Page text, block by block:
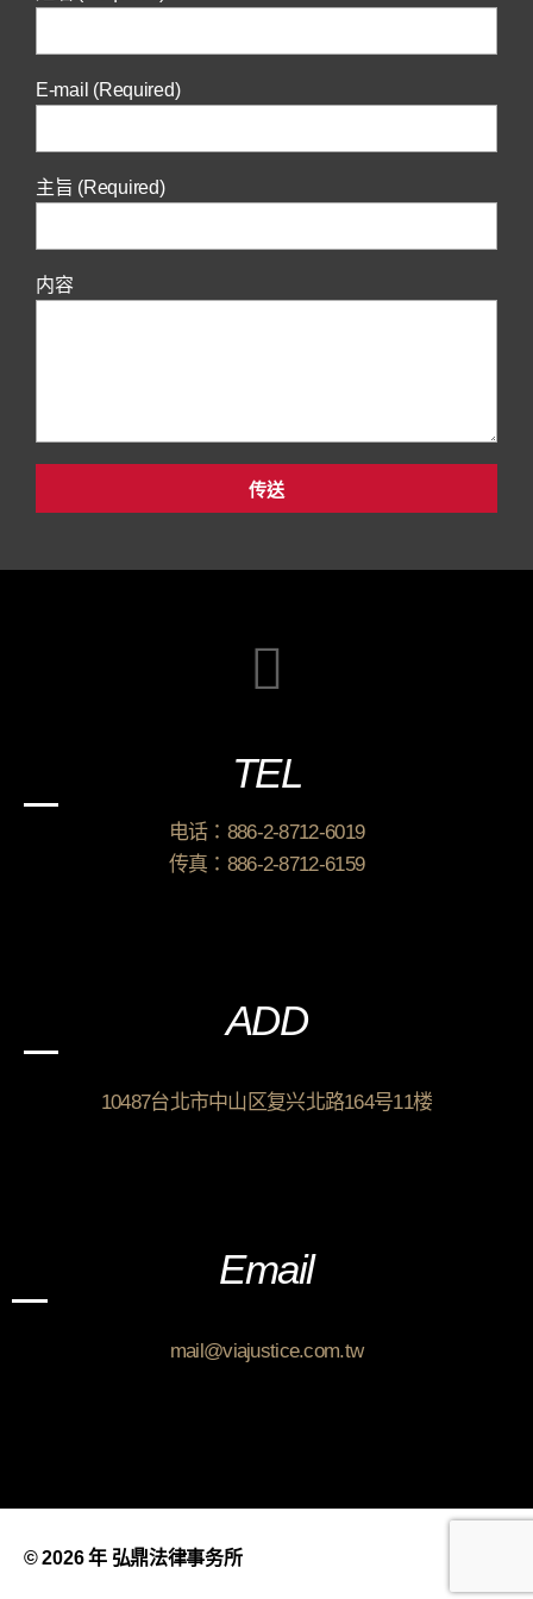
E-mail (Required)
主旨 (Required)
内容
TEL
电话：886-2-8712-6019
传真：886-2-8712-6159
ADD
10487台北市中山区复兴北路164号11楼
Email
mail@viajustice.com.tw
© 2026 年 弘鼎法律事务所